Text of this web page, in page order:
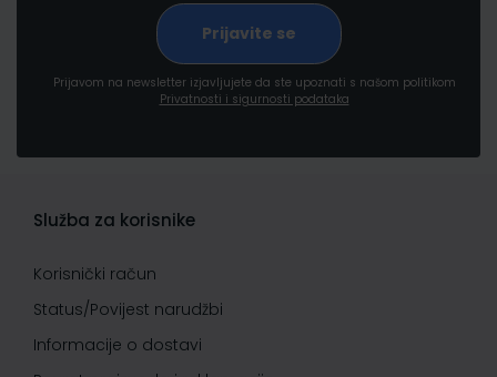
Prijavom na newsletter izjavljujete da ste upoznati s našom politikom
Privatnosti i sigurnosti podataka
Služba za korisnike
Korisnički račun
Status/Povijest narudžbi
Informacije o dostavi